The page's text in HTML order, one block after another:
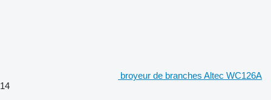
broyeur de branches Altec WC126A
14